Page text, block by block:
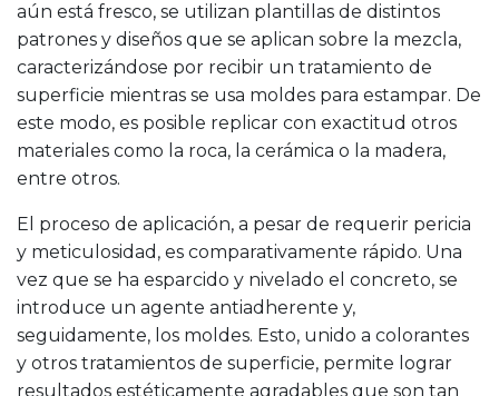
aún está fresco, se utilizan plantillas de distintos
patrones y diseños que se aplican sobre la mezcla,
caracterizándose por recibir un tratamiento de
superficie mientras se usa moldes para estampar. De
este modo, es posible replicar con exactitud otros
materiales como la roca, la cerámica o la madera,
entre otros.
El proceso de aplicación, a pesar de requerir pericia
y meticulosidad, es comparativamente rápido. Una
vez que se ha esparcido y nivelado el concreto, se
introduce un agente antiadherente y,
seguidamente, los moldes. Esto, unido a colorantes
y otros tratamientos de superficie, permite lograr
resultados estéticamente agradables que son tan